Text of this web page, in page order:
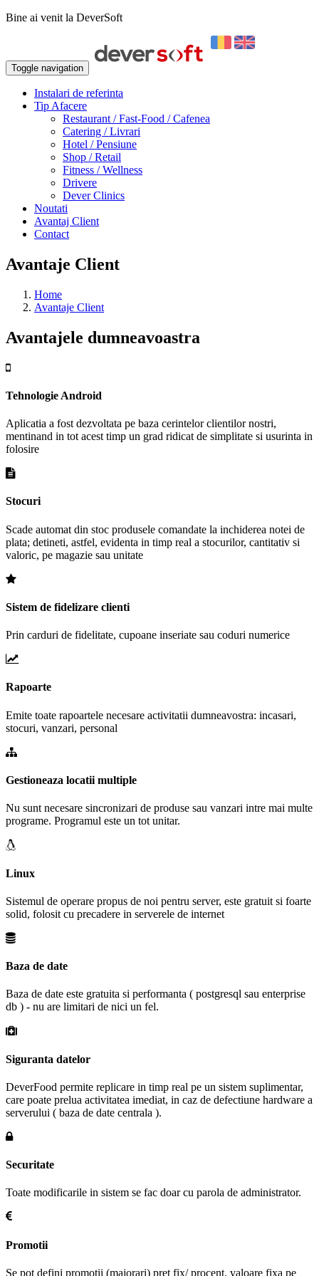
Bine ai venit la DeverSoft
Toggle navigation
Instalari de referinta
Tip Afacere
Restaurant / Fast-Food / Cafenea
Catering / Livrari
Hotel / Pensiune
Shop / Retail
Fitness / Wellness
Drivere
Dever Clinics
Noutati
Avantaj Client
Contact
Avantaje Client
Home
Avantaje Client
Avantajele dumneavoastra
Tehnologie Android
Aplicatia a fost dezvoltata pe baza cerintelor clientilor nostri,
mentinand in tot acest timp un grad ridicat de simplitate si usurinta in
folosire
Stocuri
Scade automat din stoc produsele comandate la inchiderea notei de
plata; detineti, astfel, evidenta in timp real a stocurilor, cantitativ si
valoric, pe magazie sau unitate
Sistem de fidelizare clienti
Prin carduri de fidelitate, cupoane inseriate sau coduri numerice
Rapoarte
Emite toate rapoartele necesare activitatii dumneavostra: incasari,
stocuri, vanzari, personal
Gestioneaza locatii multiple
Nu sunt necesare sincronizari de produse sau vanzari intre mai multe
programe. Programul este un tot unitar.
Linux
Sistemul de operare propus de noi pentru server, este gratuit si foarte
solid, folosit cu precadere in serverele de internet
Baza de date
Baza de date este gratuita si performanta ( postgresql sau enterprise
db ) - nu are limitari de nici un fel.
Siguranta datelor
DeverFood permite replicare in timp real pe un sistem suplimentar,
care poate prelua activitatea imediat, in caz de defectiune hardware a
serverului ( baza de date centrala ).
Securitate
Toate modificarile in sistem se fac doar cu parola de administrator.
Promotii
Se pot defini promotii (majorari) pret fix/ procent, valoare fixa pe